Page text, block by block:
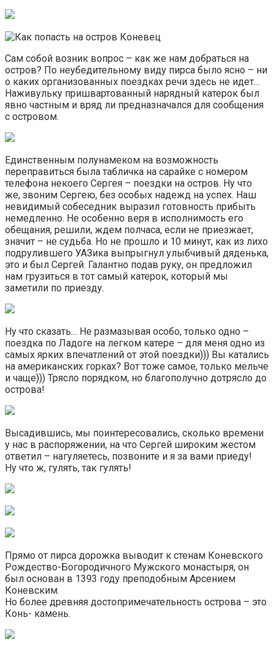
Сам собой возник вопрос – как же нам добраться на
остров? По неубедительному виду пирса было ясно – ни
о каких организованных поездках речи здесь не идет…
Наживульку пришвартованный нарядный катерок был
явно частным и вряд ли предназначался для сообщения
с островом.
Единственным полунамеком на возможность
переправиться была табличка на сарайке с номером
телефона некоего Сергея – поездки на остров. Ну что
же, звоним Сергею, без особых надежд на успех. Наш
невидимый собеседник выразил готовность прибыть
немедленно. Не особенно веря в исполнимость его
обещания, решили, ждем полчаса, если не приезжает,
значит – не судьба. Но не прошло и 10 минут, как из лихо
подрулившего УАЗика выпрыгнул улыбчивый дяденька,
это и был Сергей. Галантно подав руку, он предложил
нам грузиться в тот самый катерок, который мы
заметили по приезду.
Ну что сказать… Не размазывая особо, только одно –
поездка по Ладоге на легком катере – для меня одно из
самых ярких впечатлений от этой поездки))) Вы катались
на американских горках? Вот тоже самое, только мельче
и чаще))) Трясло порядком, но благополучно дотрясло до
острова!
Высадившись, мы поинтересовались, сколько времени
у нас в распоряжении, на что Сергей широким жестом
ответил – нагуляетесь, позвоните и я за вами приеду!
Ну что ж, гулять, так гулять!
Прямо от пирса дорожка выводит к стенам Коневского
Рождество-Богородичного Мужского монастыря, он
был основан в 1393 году преподобным Арсением
Коневским.
Но более древняя достопримечательность острова – это
Конь- камень.